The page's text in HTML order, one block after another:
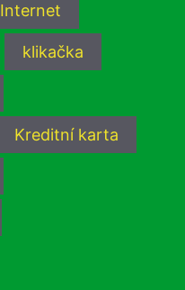
Internet
klikačka
Kreditní karta